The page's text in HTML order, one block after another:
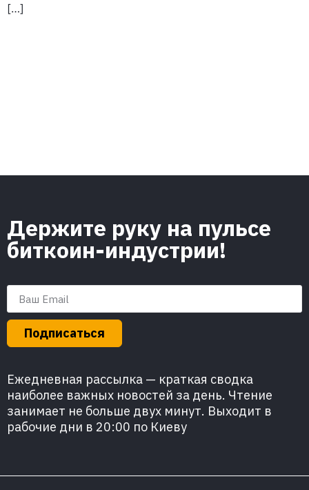
[…]
Держите руку на пульсе
биткоин-индустрии!
Подписаться
Ежедневная рассылка — краткая сводка
наиболее важных новостей за день. Чтение
занимает не больше двух минут. Выходит в
рабочие дни в 20:00 по Киеву